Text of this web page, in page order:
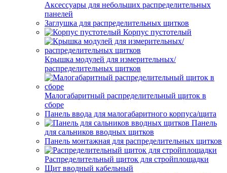
Аксессуары для небольших распределительных
панелей
Заглушка для распределительных щитков
Корпус пустотелый
Крышка модулей для измерительных/
распределительных щитков
Малогабаритный распределительный щиток в
сборе
Панель ввода для малогабаритного корпуса/щита
Панель
для сальников вводных щитков
Панель монтажная для распределительных щитков
Распределительный щиток для стройплощадки
Щит вводный кабельный